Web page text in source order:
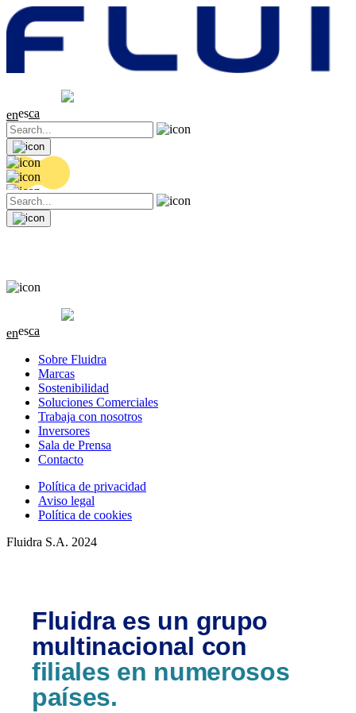
0.06 (+0.3%)
enesca
0.06 (+0.3%)
enesca
Sobre Fluidra
Marcas
Sostenibilidad
Soluciones Comerciales
Trabaja con nosotros
Inversores
Sala de Prensa
Contacto
Política de privacidad
Aviso legal
Política de cookies
Fluidra S.A. 2024
Fluidra es un grupo
multinacional con
filiales en numerosos
países.